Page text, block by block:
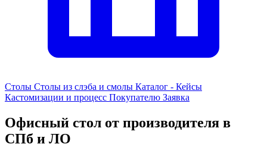
Столы Столы из слэба и смолы Каталог - Кейсы
Кастомизации и процесс Покупателю Заявка
Офисный стол от производителя в
СПб и ЛО